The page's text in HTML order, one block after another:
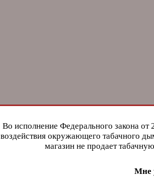
Во исполнение Федерального закона
воздействия окружающего табачного
магазин не продает
Мне